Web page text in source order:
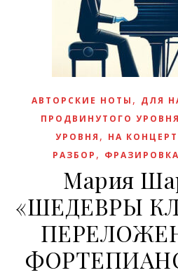
АВТОРСКИЕ НОТЫ , ДЛЯ
ПРОДВИНУТОГО УРОВНЯ
УРОВНЯ , НА КОНЦЕРТ
РАЗБОР ,
Мария
«ШЕДЕВРЫ